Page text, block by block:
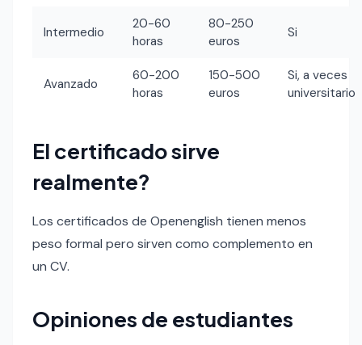
Intermedio
20-60
horas
80-250
euros
Si
Avanzado
60-200
horas
150-500
euros
Si, a veces
universitario
El certificado sirve
realmente?
Los certificados de Openenglish tienen menos
peso formal pero sirven como complemento en
un CV.
Opiniones de estudiantes